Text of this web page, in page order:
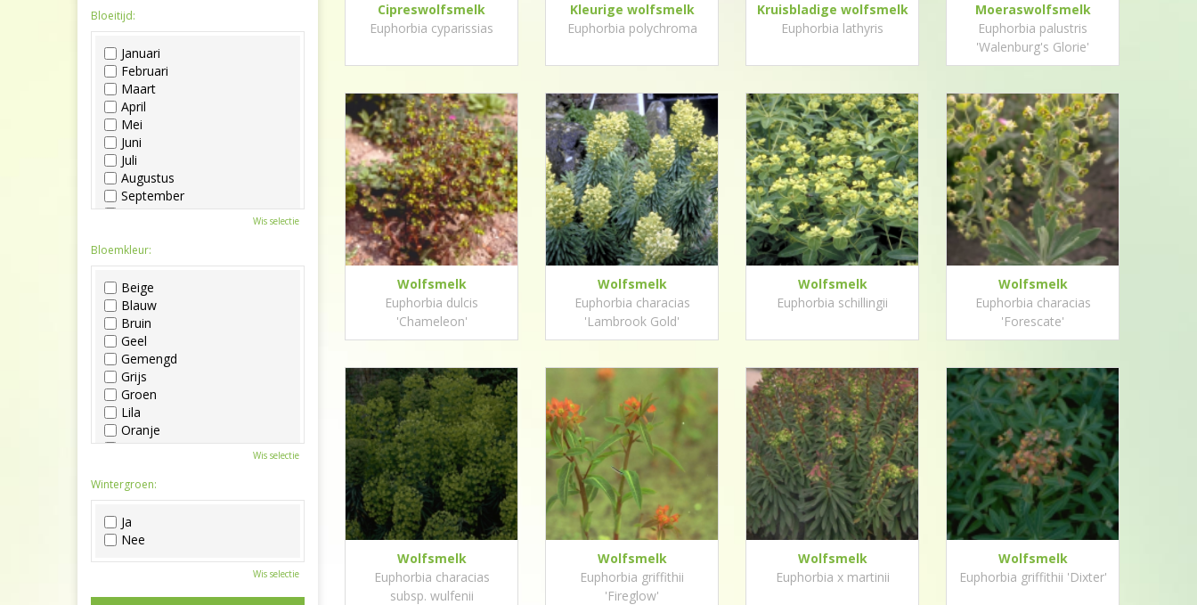
Cipreswolfsmelk
Euphorbia cyparissias
Kleurige wolfsmelk
Euphorbia polychroma
Kruisbladige wolfsmelk
Euphorbia lathyris
Moeraswolfsmelk
Euphorbia palustris
'Walenburg's Glorie'
Wolfsmelk
Euphorbia dulcis
'Chameleon'
Wolfsmelk
Euphorbia characias
'Lambrook Gold'
Wolfsmelk
Euphorbia schillingii
Wolfsmelk
Euphorbia characias
'Forescate'
Wolfsmelk
Euphorbia characias
subsp. wulfenii
Wolfsmelk
Euphorbia griffithii
'Fireglow'
Wolfsmelk
Euphorbia x martinii
Wolfsmelk
Euphorbia griffithii 'Dixter'
Bloeitijd:
Januari
Februari
Maart
April
Mei
Juni
Juli
Augustus
September
Oktober
December
Wis selectie
Bloemkleur:
Beige
Blauw
Bruin
Geel
Gemengd
Grijs
Groen
Lila
Oranje
Paars
Roze
Wit
Zwart
Wis selectie
Wintergroen:
Ja
Nee
Wis selectie